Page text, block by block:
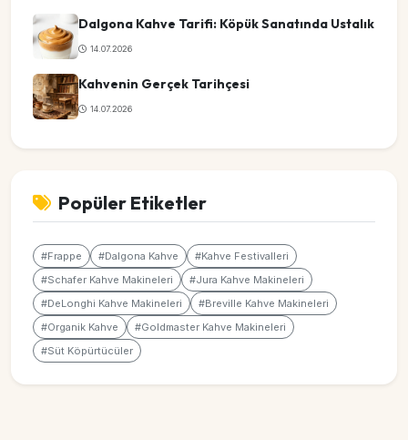
Dalgona Kahve Tarifi: Köpük Sanatında Ustalık
14.07.2026
Kahvenin Gerçek Tarihçesi
14.07.2026
Popüler Etiketler
#Frappe #Dalgona Kahve
#Kahve Festivalleri
#Schafer Kahve Makineleri
#Jura Kahve Makineleri
#DeLonghi Kahve Makineleri
#Breville Kahve Makineleri
#Organik Kahve
#Goldmaster Kahve Makineleri
#Süt Köpürtücüler